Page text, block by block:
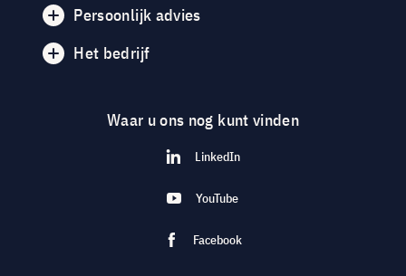
Persoonlijk advies
Het bedrijf
Waar u ons nog kunt vinden
LinkedIn
YouTube
Facebook